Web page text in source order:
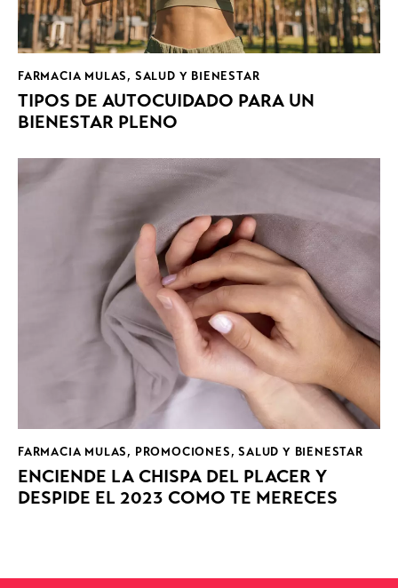
FARMACIA MULAS, SALUD Y BIENESTAR
TIPOS DE AUTOCUIDADO PARA UN
BIENESTAR PLENO
FARMACIA MULAS, PROMOCIONES,SALUD Y BIENESTAR
ENCIENDE LA CHISPA DEL PLACER Y
DESPIDE EL 2023 COMO TE MERECES